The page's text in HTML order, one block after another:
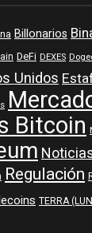
Billonarios
DeFi DEXES
Unidos
Bitcoin
Regulación
TERRA